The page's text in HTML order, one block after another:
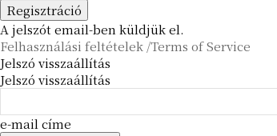
A jelszót email-ben küldjük el.
Felhasználási feltételek /Terms of Service
Jelszó visszaállítás
Jelszó visszaállítás
e-mail címe